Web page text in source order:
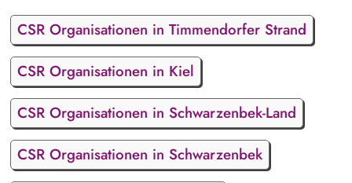
CSR Organisationen in Timmendorfer Strand
CSR Organisationen in Kiel
CSR Organisationen in Schwarzenbek-Land
CSR Organisationen in Schwarzenbek